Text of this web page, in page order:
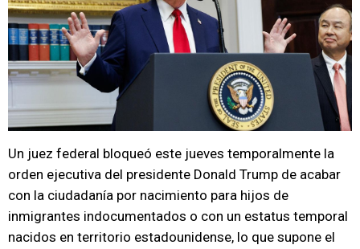
Un juez federal bloqueó este jueves temporalmente la
orden ejecutiva del presidente Donald Trump de acabar
con la ciudadanía por nacimiento para hijos de
inmigrantes indocumentados o con un estatus temporal
nacidos en territorio estadounidense, lo que supone el